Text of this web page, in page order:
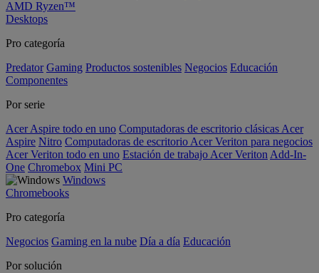
AMD Ryzen™
Desktops
Pro categoría
Predator Gaming Productos sostenibles Negocios Educación
Componentes
Por serie
Acer Aspire todo en uno Computadoras de escritorio clásicas Acer
Aspire Nitro Computadoras de escritorio Acer Veriton para negocios
Acer Veriton todo en uno Estación de trabajo Acer Veriton Add-In-
One Chromebox Mini PC
Windows
Chromebooks
Pro categoría
Negocios Gaming en la nube Día a día Educación
Por solución